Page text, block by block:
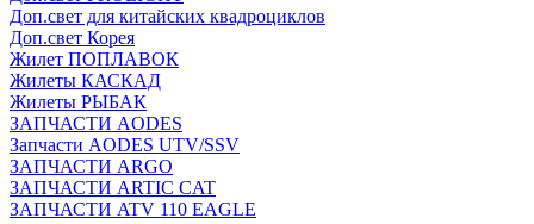
Доп.свет для китайских квадроциклов
Доп.свет Корея
Жилет ПОПЛАВОК
Жилеты КАСКАД
Жилеты РЫБАК
ЗАПЧАСТИ AODES
Запчасти AODES UTV/SSV
ЗАПЧАСТИ ARGO
ЗАПЧАСТИ ARTIC CAT
ЗАПЧАСТИ ATV 110 EAGLE